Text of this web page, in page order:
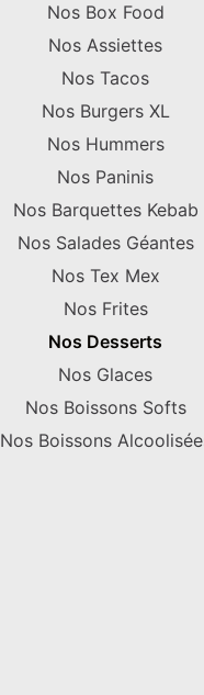
Nos Box Food
Nos Assiettes
Nos Tacos
Nos Burgers XL
Nos Hummers
Nos Paninis
Nos Barquettes Kebab
Nos Salades Géantes
Nos Tex Mex
Nos Frites
Nos Desserts
Nos Glaces
Nos Boissons Softs
Nos Boissons